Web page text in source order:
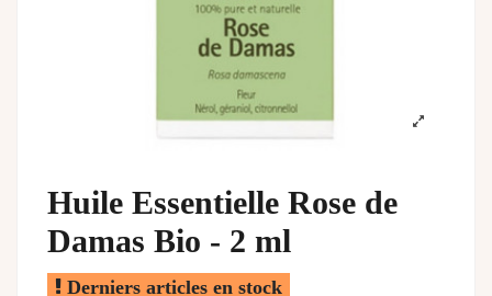
Huile Essentielle Rose de
Damas Bio - 2 ml
Derniers articles en stock